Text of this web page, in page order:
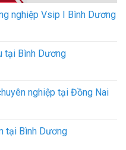
nghiệp Vsip I Bình Dương
tại Bình Dương
nghiệp tại Đồng Nai
tại Bình Dương